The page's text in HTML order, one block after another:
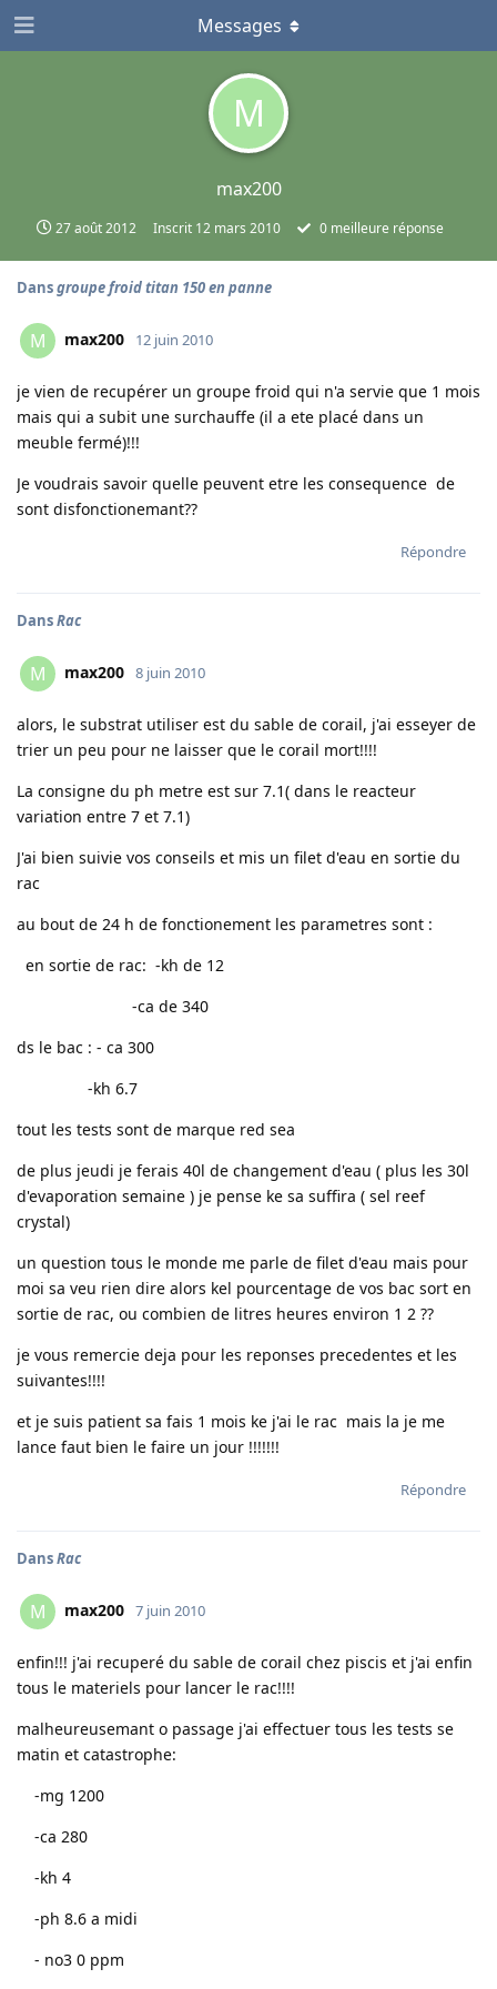
M
max200
27 août 2012 Inscrit 12 mars 2010 0 meilleure réponse
Messages
Dansgroupe froid titan 150 en panne
M max200 12 juin 2010
je vien de recupérer un groupe froid qui n'a servie que 1 mois
mais qui a subit une surchauffe (il a ete placé dans un
meuble fermé)!!!
Je voudrais savoir quelle peuvent etre les consequence de
sont disfonctionemant??
Répondre
DansRac
M max200 8 juin 2010
alors, le substrat utiliser est du sable de corail, j'ai esseyer de
trier un peu pour ne laisser que le corail mort!!!!
La consigne du ph metre est sur 7.1( dans le reacteur
variation entre 7 et 7.1)
J'ai bien suivie vos conseils et mis un filet d'eau en sortie du
rac
au bout de 24 h de fonctionement les parametres sont :
en sortie de rac: -kh de 12
-ca de 340
ds le bac : - ca 300
-kh 6.7
tout les tests sont de marque red sea
de plus jeudi je ferais 40l de changement d'eau ( plus les 30l
d'evaporation semaine ) je pense ke sa suffira ( sel reef
crystal)
un question tous le monde me parle de filet d'eau mais pour
moi sa veu rien dire alors kel pourcentage de vos bac sort en
sortie de rac, ou combien de litres heures environ 1 2 ??
je vous remercie deja pour les reponses precedentes et les
suivantes!!!!
et je suis patient sa fais 1 mois ke j'ai le rac mais la je me
lance faut bien le faire un jour !!!!!!!
Répondre
DansRac
M max200 7 juin 2010
enfin!!! j'ai recuperé du sable de corail chez piscis et j'ai enfin
tous le materiels pour lancer le rac!!!!
malheureusemant o passage j'ai effectuer tous les tests se
matin et catastrophe:
-mg 1200
-ca 280
-kh 4
-ph 8.6 a midi
- no3 0 ppm